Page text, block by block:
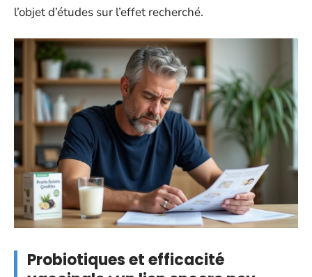
l’objet d’études sur l’effet recherché.
Probiotiques et efficacité